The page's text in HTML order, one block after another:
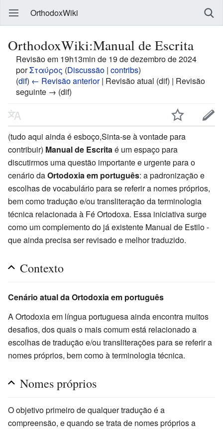
OrthodoxWiki
OrthodoxWiki:Manual de Escrita
Revisão em 19h13min de 19 de dezembro de 2024
porΣταύρος (Discussão | contribs)
(dif) ← Revisão anterior| Revisão atual (dif) | Revisão
seguinte → (dif)
(tudo aqui ainda é esboço,Sinta-se à vontade para
contribuir) Manual de Escrita é um espaço para
discutirmos uma questão importante e urgente para o
cenário daOrtodoxia em português: a padronização e
escolhas de vocabulário para se referir a nomes próprios,
bem como tradução e/ou transliteração da terminologia
técnica relacionada à Fé Ortodoxa. Essa iniciativa surge
como um complemento do já existente Manual de Estilo -
que ainda precisa ser revisado e melhor traduzido.
Contexto
Cenário atual da Ortodoxia em português
A Ortodoxia em língua portuguesa ainda encontra muitos
desafios, dos quais o mais comum está relacionado a
escolhas de tradução e/ou transliterações para se referir a
nomes próprios, bem como à terminologia técnica.
Nomes próprios
O objetivo primeiro de qualquer tradução é a
compreensão, e quando se trata de nomes próprios a